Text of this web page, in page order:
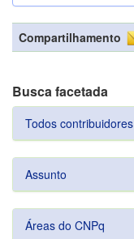
Compartilhamento
Busca facetada
Todos contribuidores
Assunto
Áreas do CNPq